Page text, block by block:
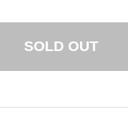
SOLD OUT